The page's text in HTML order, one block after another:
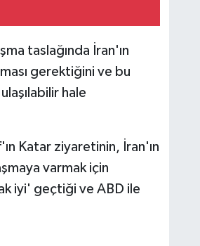
taslağında İran'ın
gerektiğini ve bu
hale
Katar ziyaretinin, İran'ın
varmak için
iyi' geçtiği ve ABD ile